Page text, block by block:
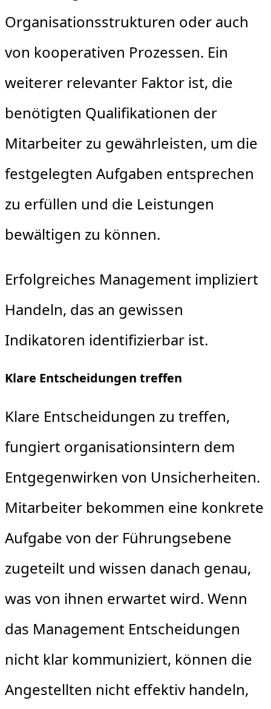
Organisationsstrukturen oder auch
von kooperativen Prozessen. Ein
weiterer relevanter Faktor ist, die
benötigten Qualifikationen der
Mitarbeiter zu gewährleisten, um die
festgelegten Aufgaben entsprechen
zu erfüllen und die Leistungen
bewältigen zu können.
Erfolgreiches Management impliziert
Handeln, das an gewissen
Indikatoren identifizierbar ist.
Klare Entscheidungen treffen
Klare Entscheidungen zu treffen,
fungiert organisationsintern dem
Entgegenwirken von Unsicherheiten.
Mitarbeiter bekommen eine konkrete
Aufgabe von der Führungsebene
zugeteilt und wissen danach genau,
was von ihnen erwartet wird. Wenn
das Management Entscheidungen
nicht klar kommuniziert, können die
Angestellten nicht effektiv handeln,